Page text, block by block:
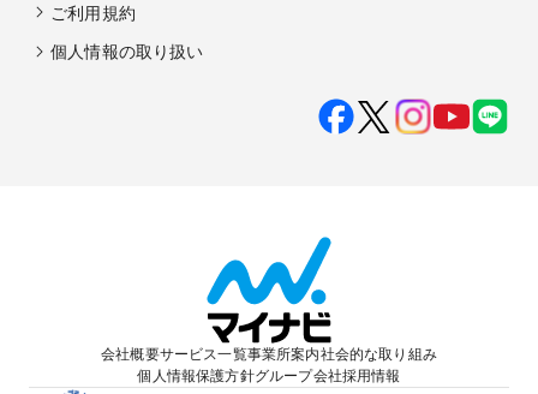
ご利用規約
個人情報の取り扱い
会社概要サービス一覧事業所案内社会的な取り組み
個人情報保護方針グループ会社採用情報